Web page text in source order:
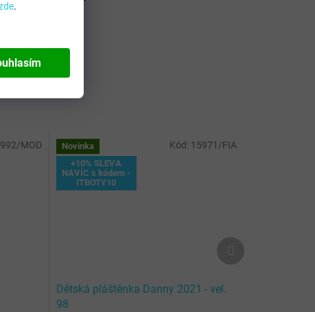
.
992/MOD
Novinka
+10% SLEVA
NAVÍC s kódem -
ITBOTY10
Dětská pláštěnka Danny 2021 - vel.
98
Kód: 15971/FIA